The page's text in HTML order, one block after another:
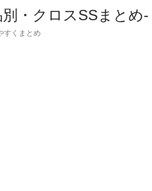
・クロスSSまとめ-
すくまとめ